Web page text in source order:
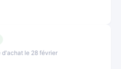
d'achat le 28 février